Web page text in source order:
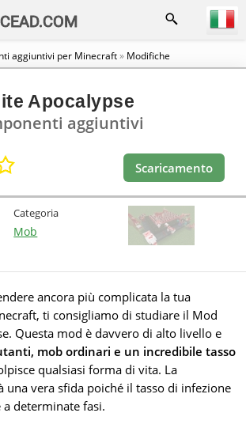
aggiuntivi per Minecraft» Modifiche
Apocalypse
aggiuntivi
Scaricamento
Categoria
Mob
ancora più complicata la tua
ti consigliamo di studiare il Mod
Questa mod è davvero di alto livello e
mob ordinari e un incredibile tasso
qualsiasi forma di vita. La
una vera sfida poiché il tasso di infezione
determinate fasi.